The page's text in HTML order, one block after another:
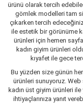
ürünü olarak tercih
gömlek modelleri tam
çıkarken tercih
ile estetik bir görünüme
ürünleri için hemen
kadın giyim ürünleri
kıyafet ile gece
Bu yüzden size günün
ürünleri sunuyoruz.
kadın üst giyim ürünleri
ihtiyaçlarınıza yanıt